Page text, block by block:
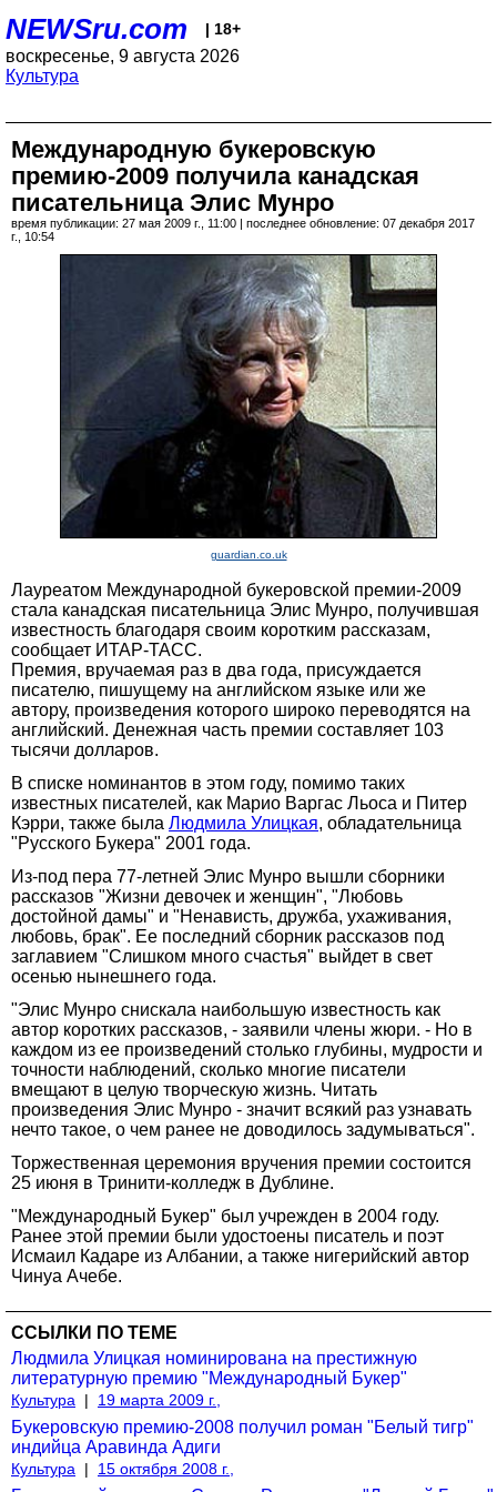
NEWSru.com | 18+
воскресенье, 9 августа 2026
Культура
Международную букеровскую
премию-2009 получила канадская
писательница Элис Мунро
время публикации: 27 мая 2009 г., 11:00 | последнее обновление: 07 декабря 2017
г., 10:54
guardian.co.uk
Лауреатом Международной букеровской премии-2009
стала канадская писательница Элис Мунро, получившая
известность благодаря своим коротким рассказам,
сообщает ИТАР-ТАСС.
Премия, вручаемая раз в два года, присуждается
писателю, пишущему на английском языке или же
автору, произведения которого широко переводятся на
английский. Денежная часть премии составляет 103
тысячи долларов.
В списке номинантов в этом году, помимо таких
известных писателей, как Марио Варгас Льоса и Питер
Кэрри, также была Людмила Улицкая, обладательница
"Русского Букера" 2001 года.
Из-под пера 77-летней Элис Мунро вышли сборники
рассказов "Жизни девочек и женщин", "Любовь
достойной дамы" и "Ненависть, дружба, ухаживания,
любовь, брак". Ее последний сборник рассказов под
заглавием "Слишком много счастья" выйдет в свет
осенью нынешнего года.
"Элис Мунро снискала наибольшую известность как
автор коротких рассказов, - заявили члены жюри. - Но в
каждом из ее произведений столько глубины, мудрости и
точности наблюдений, сколько многие писатели
вмещают в целую творческую жизнь. Читать
произведения Элис Мунро - значит всякий раз узнавать
нечто такое, о чем ранее не доводилось задумываться".
Торжественная церемония вручения премии состоится
25 июня в Тринити-колледж в Дублине.
"Международный Букер" был учрежден в 2004 году.
Ранее этой премии были удостоены писатель и поэт
Исмаил Кадаре из Албании, а также нигерийский автор
Чинуа Ачебе.
ССЫЛКИ ПО ТЕМЕ
Людмила Улицкая номинирована на престижную
литературную премию "Международный Букер"
Культура | 19 марта 2009 г.,
Букеровскую премию-2008 получил роман "Белый тигр"
индийца Аравинда Адиги
Культура | 15 октября 2008 г.,